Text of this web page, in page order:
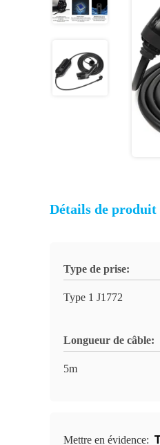
Détails de produit
Type de prise:
Type 1 J1772
Longueur de câble:
5m
Mettre en évidence: